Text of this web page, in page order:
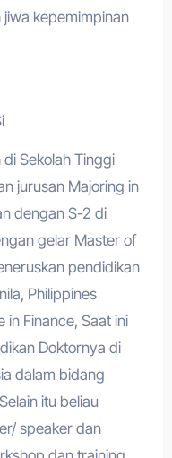
kepemimpinan
Sekolah Tinggi
jurusan Majoring in
dengan S-2 di
gelar Master of
pendidikan
Philippines
Finance, Saat ini
Doktornya di
dalam bidang
itu beliau
speaker dan